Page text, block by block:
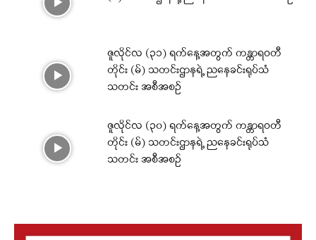
ဇူလိုင်လ (၃၁) ရက်နေ့အတွက် ကန္တာရဝတီ
တိုင်း (မ်) သတင်းဌာနရဲ့ ညနေခင်းရုပ်သံ
သတင်း အစီအစဉ်
ဇူလိုင်လ (၃၀) ရက်နေ့အတွက် ကန္တာရဝတီ
တိုင်း (မ်) သတင်းဌာနရဲ့ ညနေခင်းရုပ်သံ
သတင်း အစီအစဉ်